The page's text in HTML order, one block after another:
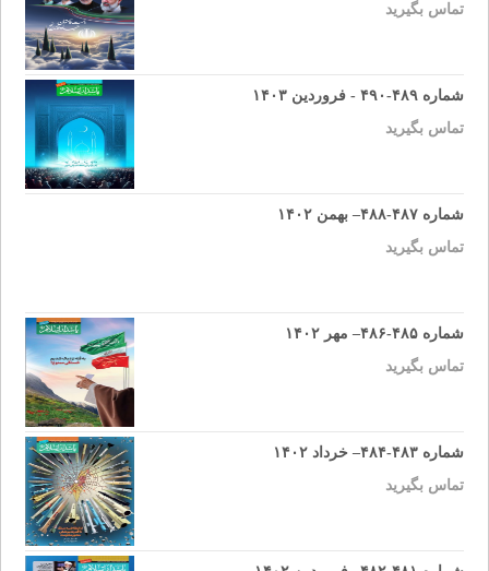
تماس بگیرید
شماره ۴۸۹-۴۹۰ - فروردین ۱۴۰۳
تماس بگیرید
شماره ۴۸۷-۴۸۸– بهمن ۱۴۰۲
تماس بگیرید
شماره ۴۸۵-۴۸۶– مهر ۱۴۰۲
تماس بگیرید
شماره ۴۸۳-۴۸۴– خرداد ۱۴۰۲
تماس بگیرید